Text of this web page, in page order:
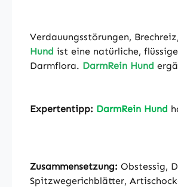
Verdauungsstörungen,
Hund ist eine natürliche,
Darmflora. DarmRein Hund
Expertentipp: DarmRein Hund
Zusammensetzung: Obstessig,
Spitzwegerichblätter,